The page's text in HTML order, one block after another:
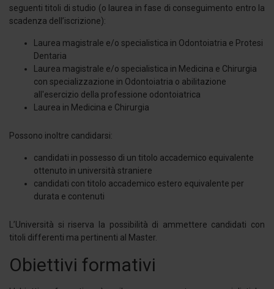
seguenti titoli di studio (o laurea in fase di conseguimento entro la
scadenza dell’iscrizione):
Laurea magistrale e/o specialistica in Odontoiatria e Protesi
Dentaria
Laurea magistrale e/o specialistica in Medicina e Chirurgia
con specializzazione in Odontoiatria o abilitazione
all'esercizio della professione odontoiatrica
Laurea in Medicina e Chirurgia
Possono inoltre candidarsi:
candidati in possesso di un titolo accademico equivalente
ottenuto in università straniere
candidati con titolo accademico estero equivalente per
durata e contenuti
L’Università si riserva la possibilità di ammettere candidati con
titoli differenti ma pertinenti al Master.
Obiettivi formativi